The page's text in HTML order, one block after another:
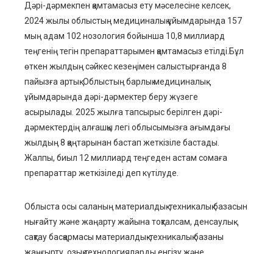
Дәрі-дәрмекпен қамтамасыз ету мәселесіне келсек,
2024 жылы облыстың медициналық ұйымдарында 157
мың адам 102 нозология бойынша 10,8 миллиард
теңгеніңтегін препараттарымен қамтамасыз етілді.Бұл
өткен жылдыңсәйкескезеңімен салыстырғанда 8
пайызға артық.Облыстыңбарлық медициналық
ұйымдарындадәрі-дәрмектер беружүзеге
асырылады. 2025 жылғатапсырыс берілген дәрі-
дәрмектердің алғашқы легі облысымызғаағымдағы
жылдың 8 қаңтарынан бастап жеткізіле бастады.
Жалпы, биыл 12миллиард теңгеден астам сомаға
препараттар жеткізіледі деп күтілуде.
Облыста осы саланың материалдық-техникалық базасын
нығайтужәне жаңарту жайына тоқталсам, денсаулық
сақтау басқармасы материалдық-техникалық базаны